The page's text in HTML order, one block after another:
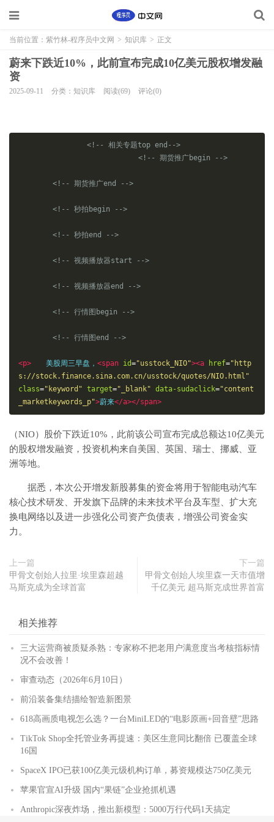
当前位置： 紫竹林-程序员中文网 > 知识库 > 正文
蔚来下跌近10%，此前宣布完成10亿美元股权增发融
资
2025-09-11 分类：知识库 阅读(69) 评论(0)
<!-- 相关专题top end-->
<!-- 期货推广begin -->
<!-- 期货推广end -->
<!-- 秒拍begin -->
<!-- 秒拍end -->
<!-- 视频播放器start -->
<!-- 视频播放器end -->
<!-- 行情图begin -->
<!-- 行情图end -->
<p> 美股周三早盘， <span id="usstock_NIO"><a href="http
s://stock.finance.sina.com.cn/usstock/quotes/NIO.html"
class="keyword" target="_blank" data-sudaclick="content
_marketkeywords_p">蔚来</a></span>
（NIO）股价下跌近10%，此前该公司宣布完成总额达10亿美元
的股权增发融资，投资机构来自美国、英国、瑞士、挪威、亚
洲等地。
据悉，本次公开增发新股募集的资金将用于智能电动汽车
核心技术研发、开发旗下品牌的未来技术平台及车型、扩大充
换电网络以及进一步强化公司资产负债表，增强公司资金实
力。
上一篇
甲骨文创始人拉里·埃里森超越
马斯克成为全球首富
下一篇
甲骨文创始人埃里森一天市值增
千亿美元 超马斯克成世界首富
相关推荐
三大运营商被质疑杀熟：专家称不把老用户满意度当考核指标情
况不会改善！
审查动态（2026年6月10日）
前沿装备集结描绘智造新图景
618高画质电视怎么选？一台MiniLED的“电影原画+回音壁”思路
TikTok Shop全托管业务再提速：美区生意同比翻倍 已覆盖全球
16国
SpaceX IPO已获100亿美元级机构订单，募资规模达750亿美元
苹果官宣AI升级 国内“果链”企业抢抓机遇
Anthropic深夜炸场，推出新模型：5000万行代码1天搞定